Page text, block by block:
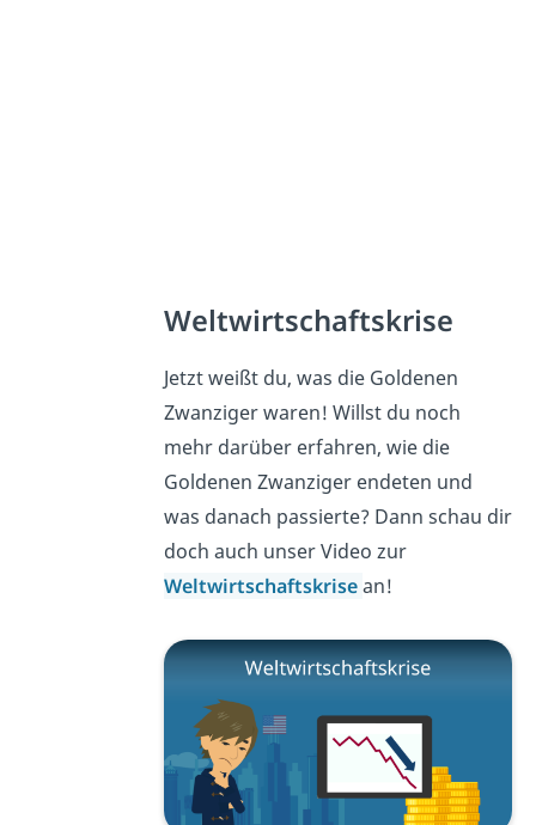
Weltwirtschaftskrise
Jetzt weißt du, was die Goldenen
Zwanziger waren! Willst du noch
mehr darüber erfahren, wie die
Goldenen Zwanziger endeten und
was danach passierte? Dann schau dir
doch auch unser Video zur
Weltwirtschaftskrisean!